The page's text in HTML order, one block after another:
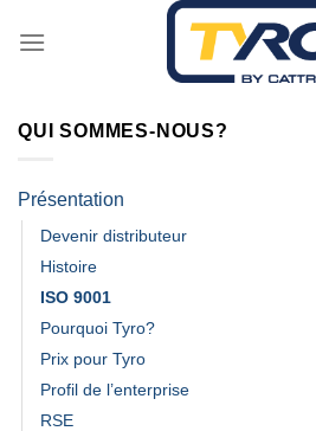
QUI SOMMES-NOUS?
Présentation
Devenir distributeur
Histoire
ISO 9001
Pourquoi Tyro?
Prix pour Tyro
Profil de l’enterprise
RSE